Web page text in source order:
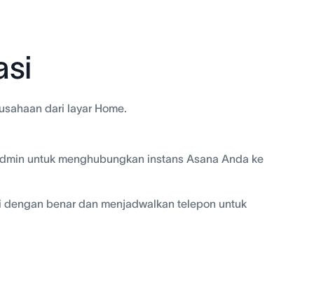
dari layar Home.
untuk menghubungkan instans Asana Anda ke
benar dan menjadwalkan telepon untuk